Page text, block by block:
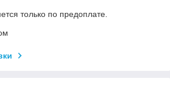
только по предоплате.